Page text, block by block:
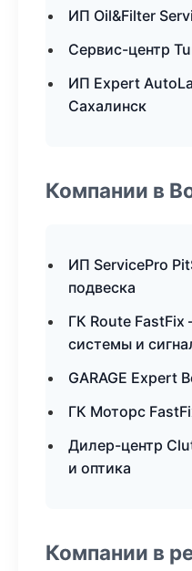
ИП Oil&Filter
Сервис-центр
ИП Expert
Сахалинск
Компании в
ИП ServicePro
подвеска
ГК Route
системы и
GARAGE Expert
ГК Моторс
Дилер-центр
и оптика
Компании в